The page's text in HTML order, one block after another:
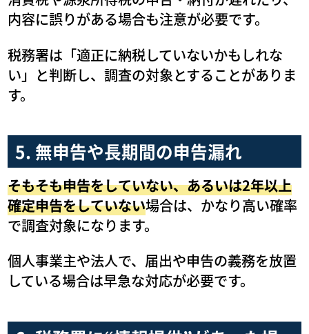
内容に誤りがある場合も注意が必要です。
税務署は「適正に納税していないかもしれな
い」と判断し、調査の対象とすることがありま
す。
5. 無申告や長期間の申告漏れ
そもそも申告をしていない、あるいは2年以上
確定申告をしていない場合は、かなり高い確率
で調査対象になります。
個人事業主や法人で、届出や申告の義務を放置
している場合は早急な対応が必要です。